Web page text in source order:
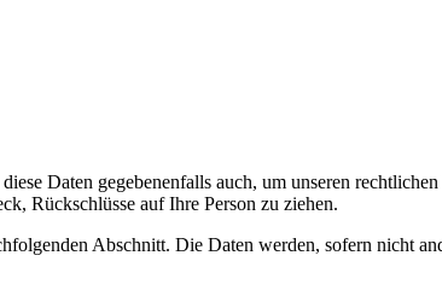
Daten gegebenenfalls auch, um unseren
Rückschlüsse auf Ihre Person zu ziehen.
Abschnitt. Die Daten werden, sofern nicht